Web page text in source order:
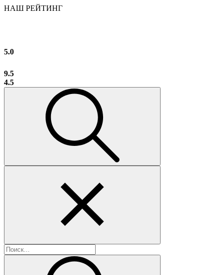
НАШ РЕЙТИНГ
5.0
9.5
4.5